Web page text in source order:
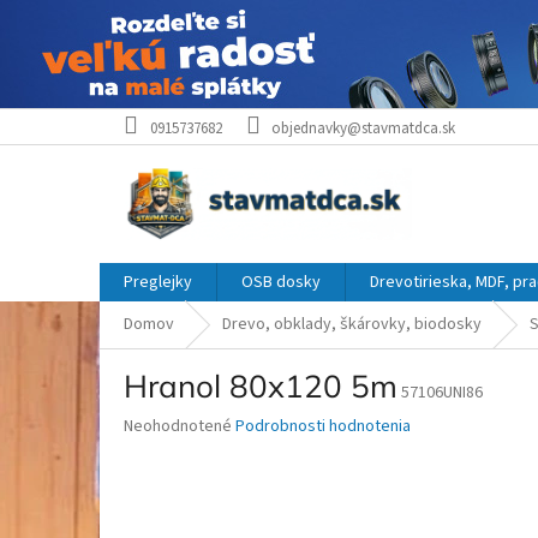
na
0915737682 objednavky@stavmatdca.sk
Preglejky OSB dosky Drevotirieska, MDF,
Domov
Drevo, obklady, škárovky, biodosky
Hranol 80x120 5m 57106UNI86
Priemerné
Neohodnotené Podrobnosti hodnotenia